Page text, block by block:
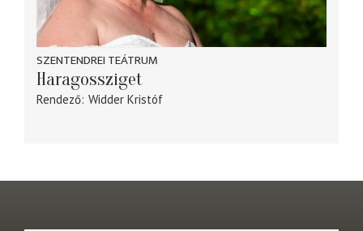
SZENTENDREI TEÁTRUM
Haragossziget
Rendező Widder Kristóf